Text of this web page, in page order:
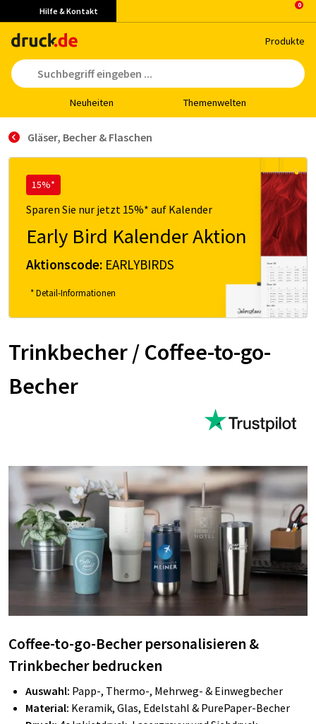
Hilfe & Kontakt
Pro­duk­te
Neu­hei­ten The­men­wel­ten
Gläser, Becher & Flaschen
15%*
Sparen Sie nur jetzt 15%* auf Kalender
Early Bird Kalender Aktion
Aktionscode: EARLYBIRDS
* Detail-Informationen
Trinkbecher / Coffee-to-go-
Becher
Coffee-to-go-Becher personalisieren &
Trinkbecher bedrucken
Auswahl: Papp-, Thermo-, Mehrweg- & Einwegbecher
Material: Keramik, Glas, Edelstahl & PurePaper-Becher